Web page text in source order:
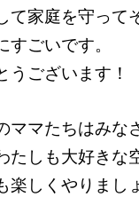
て家庭を守って
すごいです。
うございます！
ママたちはみな
たしも大好きな
楽しくやりまし